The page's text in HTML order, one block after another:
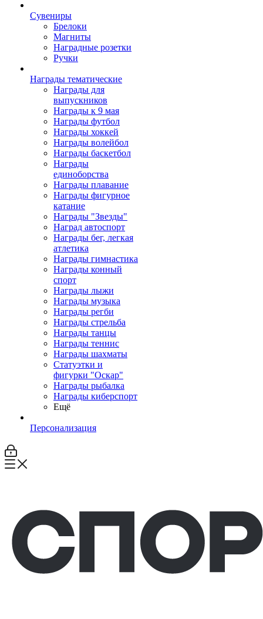
Сувениры
Брелоки
Магниты
Наградные розетки
Ручки
Награды тематические
Награды для
выпускников
Награды к 9 мая
Награды футбол
Награды хоккей
Награды волейбол
Награды баскетбол
Награды
единоборства
Награды плавание
Награды фигурное
катание
Награды "Звезды"
Наград автоспорт
Награды бег, легкая
атлетика
Награды гимнастика
Награды конный
спорт
Награды лыжи
Награды музыка
Награды регби
Награды стрельба
Награды танцы
Награды теннис
Награды шахматы
Статуэтки и
фигурки "Оскар"
Награды рыбалка
Награды киберспорт
Ещё
Персонализация